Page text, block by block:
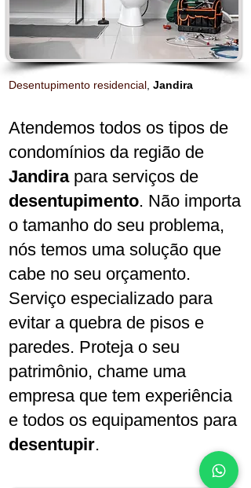
Desentupimento residencial Jandira
Atendemos todos os tipos de
condomínios da região de
Jandirapara serviços de
desentupimento. Não importa
o tamanho do seu problema,
nós temos uma solução que
cabe no seu orçamento.
Serviço especializado para
evitar a quebra de pisos e
paredes. Proteja o seu
patrimônio, chame uma
empresa que tem experiência
e todos os equipamentos para
desentupir.